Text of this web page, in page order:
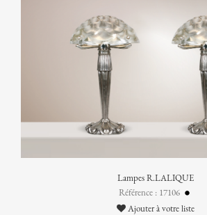
Lampes R.LALIQUE
Référence : 17106
Ajouter à votre liste